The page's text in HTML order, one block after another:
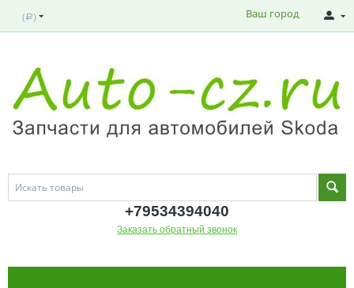
( Р ) Ваш город
+79534394040
Заказать обратный звонок